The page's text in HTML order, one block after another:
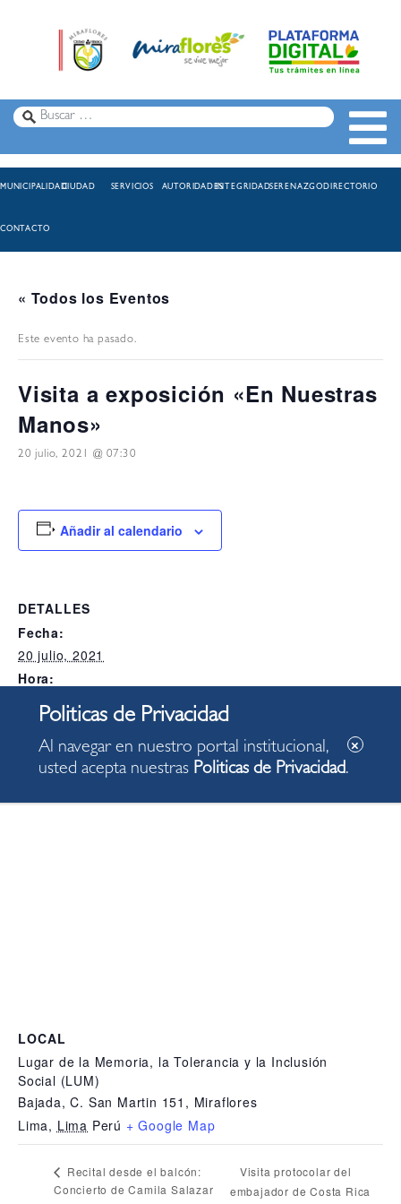
MUNICIPALIDADCIUDAD SERVICIOS AUTORIDADESINTEGRIDADSERENAZGODIRECTORIO
CONTACTO
« Todos los Eventos
Este evento ha pasado.
Visita a exposición «En Nuestras
Manos»
20 julio, 2021 @ 07:30
Añadir al calendario
DETALLES
Fecha:
20 julio, 2021
Hora:
07:30
Categoría del Evento:
Alcaldia
LOCAL
Lugar de la Memoria, la Tolerancia y la Inclusión
Social (LUM)
Bajada, C. San Martin 151, Miraflores
Lima, Lima Perú + Google Map
Recital desde el balcón:
Concierto de Camila Salazar
Visita protocolar del
embajador de Costa Rica
Al navegar en nuestro portal institucional,
usted acepta nuestras Politicas de Privacidad.